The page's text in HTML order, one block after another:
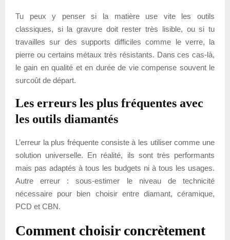
Tu peux y penser si la matière use vite les outils
classiques, si la gravure doit rester très lisible, ou si tu
travailles sur des supports difficiles comme le verre, la
pierre ou certains métaux très résistants. Dans ces cas-là,
le gain en qualité et en durée de vie compense souvent le
surcoût de départ.
Les erreurs les plus fréquentes avec
les outils diamantés
L’erreur la plus fréquente consiste à les utiliser comme une
solution universelle. En réalité, ils sont très performants
mais pas adaptés à tous les budgets ni à tous les usages.
Autre erreur : sous-estimer le niveau de technicité
nécessaire pour bien choisir entre diamant, céramique,
PCD et CBN.
Comment choisir concrètement